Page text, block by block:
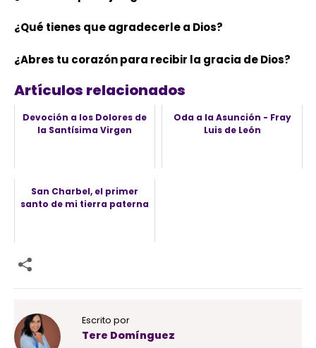
¿Qué tienes que agradecerle a Dios?
¿Abres tu corazón para recibir la gracia de Dios?
Artículos relacionados
Devoción a los Dolores de
la Santísima Virgen
Oda a la Asunción - Fray
Luis de León
San Charbel, el primer
santo de mi tierra paterna
Escrito por
Tere Domínguez